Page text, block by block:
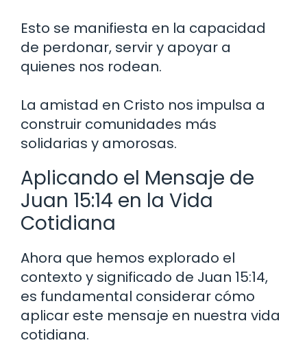
Esto se manifiesta en la capacidad
de perdonar, servir y apoyar a
quienes nos rodean.
La amistad en Cristo nos impulsa a
construir comunidades más
solidarias y amorosas.
Aplicando el Mensaje de
Juan 15:14 en la Vida
Cotidiana
Ahora que hemos explorado el
contexto y significado de Juan 15:14,
es fundamental considerar cómo
aplicar este mensaje en nuestra vida
cotidiana.